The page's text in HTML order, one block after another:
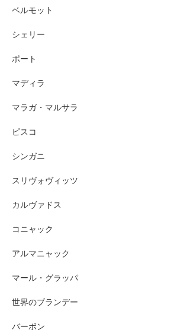
ベルモット
シェリー
ポート
マディラ
マラガ・マルサラ
ピスコ
シンガニ
スリヴォヴィッツ
カルヴァドス
コニャック
アルマニャック
マール・グラッパ
世界のブランデー
バーボン